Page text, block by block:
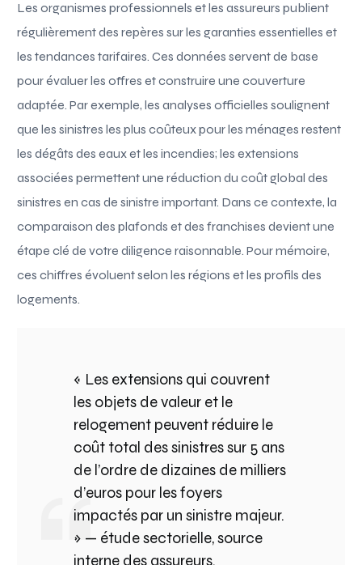
Les organismes professionnels et les assureurs publient
régulièrement des repères sur les garanties essentielles et
les tendances tarifaires. Ces données servent de base
pour évaluer les offres et construire une couverture
adaptée. Par exemple, les analyses officielles soulignent
que les sinistres les plus coûteux pour les ménages restent
les dégâts des eaux et les incendies; les extensions
associées permettent une réduction du coût global des
sinistres en cas de sinistre important. Dans ce contexte, la
comparaison des plafonds et des franchises devient une
étape clé de votre diligence raisonnable. Pour mémoire,
ces chiffres évoluent selon les régions et les profils des
logements.
« Les extensions qui couvrent
les objets de valeur et le
relogement peuvent réduire le
coût total des sinistres sur 5 ans
de l’ordre de dizaines de milliers
d’euros pour les foyers
impactés par un sinistre majeur.
» — étude sectorielle, source
interne des assureurs.